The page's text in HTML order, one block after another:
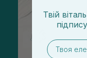
Твій
email